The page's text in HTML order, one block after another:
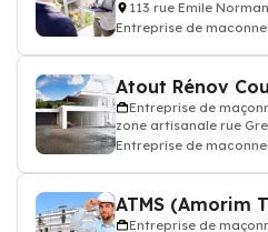
113 rue Emile
Entreprise de
Atout Rénov
Entreprise de
zone artisanale rue
Entreprise de
Entreprise de